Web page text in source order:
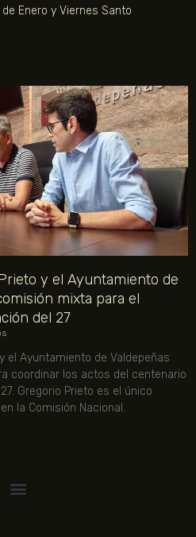
Enero y Viernes Santo
y el Ayuntamiento de
mixta para el
del 27
el Ayuntamiento de Valdepeñas
coordinar los actos del centenario
Gregorio Prieto es el único
la Comisión Nacional.